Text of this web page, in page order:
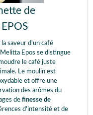
de
saveur d'un café
Epos se distingue
le café juste
Le moulin est
et offre une
des arômes du
de finesse de
d'intensité et de